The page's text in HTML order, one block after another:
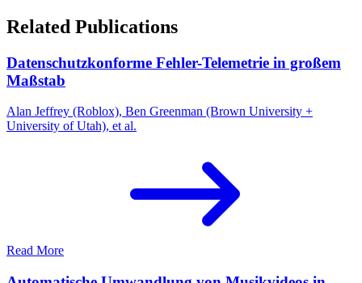
Related Publications
Datenschutzkonforme Fehler-Telemetrie in großem
Maßstab
Alan Jeffrey (Roblox), Ben Greenman (Brown University +
University of Utah), et al.
Read More